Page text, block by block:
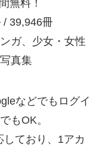
無料！
/ 39,946冊
ガ、少女・女性
真集
などでもログイ
もOK。
ており、1アカ